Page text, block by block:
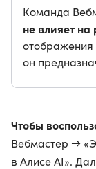
Команда
не влияет
он
Чтобы
Вебмастер →
в Алисе AI».